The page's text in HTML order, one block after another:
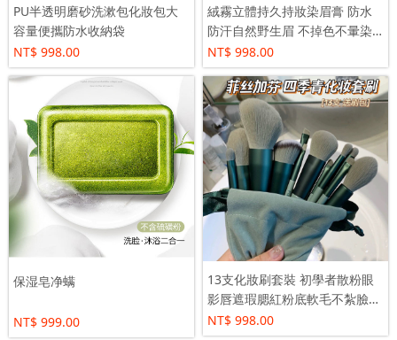
PU半透明磨砂洗漱包化妝包大
容量便攜防水收納袋
NT$ 998.00
絨霧立體持久持妝染眉膏 防水
防汗自然野生眉 不掉色不暈染
根根分明
NT$ 998.00
保湿皂净螨
NT$ 999.00
13支化妝刷套裝 初學者散粉眼
影唇遮瑕腮紅粉底軟毛不紮臉打
造完美妝面
NT$ 998.00